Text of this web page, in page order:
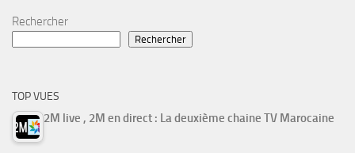
Rechercher
Rechercher
TOP VUES
2M live , 2M en direct : La deuxième chaine TV Marocaine